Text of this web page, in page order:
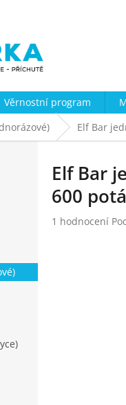
Věrnostní program
Elf Bar
Elf Bar
600
Průměrné
1 hodnocení